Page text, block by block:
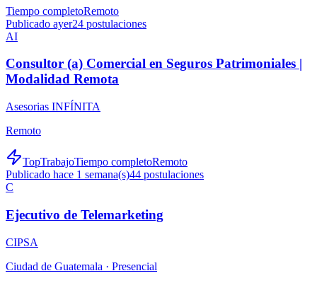
Tiempo completoRemoto
Publicado ayer24 postulaciones
AI
Consultor (a) Comercial en Seguros Patrimoniales |
Modalidad Remota
Asesorias INFÍNITA
Remoto
TopTrabajoTiempo completoRemoto
Publicado hace 1 semana(s)44 postulaciones
C
Ejecutivo de Telemarketing
CIPSA
Ciudad de Guatemala · Presencial